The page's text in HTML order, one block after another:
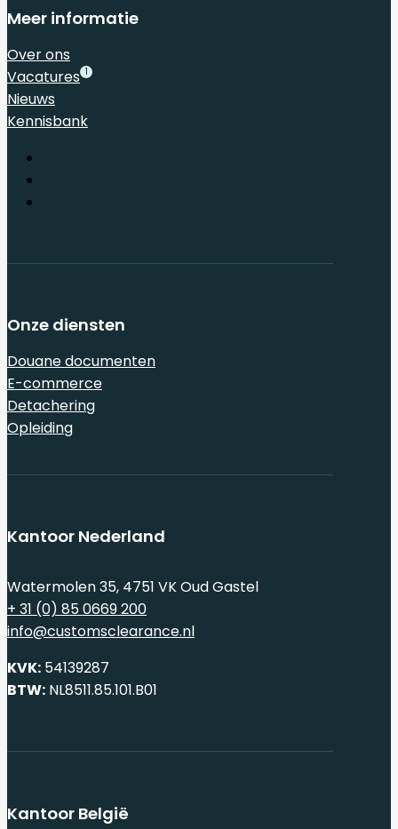
Meer informatie
Over ons
Vacatures 1
Nieuws
Kennisbank
Onze diensten
Douane documenten
E-commerce
Detachering
Opleiding
Kantoor Nederland
Watermolen 35, 4751 VK Oud Gastel
+ 31 (0) 85 0669 200
info@customsclearance.nl
KVK: 54139287
BTW: NL8511.85.101.B01
Kantoor België